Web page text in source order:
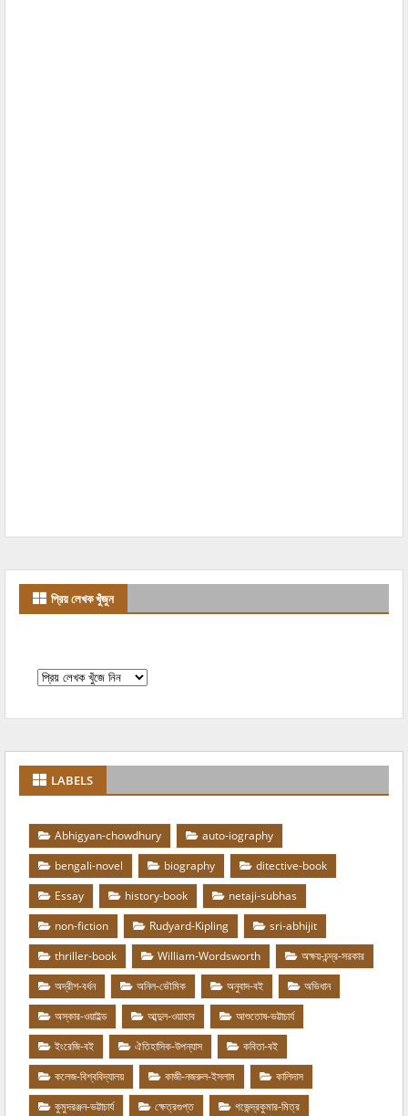
প্রিয় লেখক খুঁজুন
LABELS
Abhigyan-chowdhury
auto-iography
bengali-novel
biography
ditective-book
Essay
history-book
netaji-subhas
non-fiction
Rudyard-Kipling
sri-abhijit
thriller-book
William-Wordsworth
অক্ষয়-চন্দ্র-সরকার
অদ্রীশ-বর্ধন
অনিল-ভৌমিক অনুবাদ-বই
অভিধান
অস্কার-ওয়াইল্ড
আব্দুল-ওয়াহাব
আশুতোষ-ভট্টাচার্য
ইংরেজি-বই
ঐতিহাসিক-উপন্যাস
কবিতা-বই
কলেজ-বিশ্ববিদ্যালয়
কাজী-নজরুল-ইসলাম
কালিদাস
কুমুদরঞ্জন-ভট্টাচার্য
ক্ষেত্রগুপ্ত
গজেন্দ্রকুমার-মিত্র